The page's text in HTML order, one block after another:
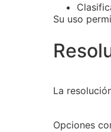
Su uso
La
Opciones